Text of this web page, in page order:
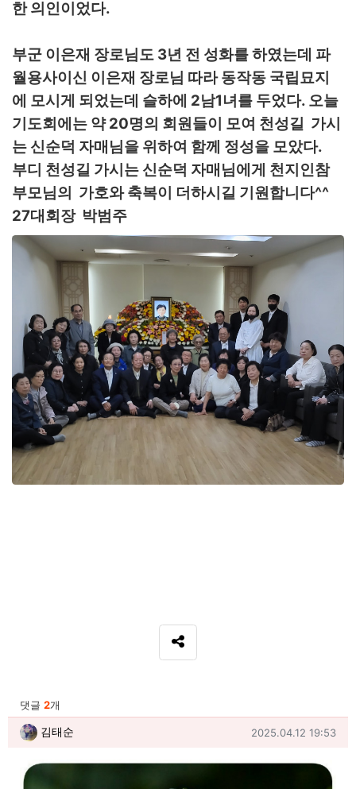
한 의인이었다.
부군 이은재 장로님도 3년 전 성화를 하였는데 파
월용사이신 이은재 장로님 따라 동작동 국립묘지
에 모시게 되었는데 슬하에 2남1녀를 두었다. 오늘
기도회에는 약 20명의 회원들이 모여 천성길 가시
는 신순덕 자매님을 위하여 함께 정성을 모았다.
부디 천성길 가시는 신순덕 자매님에게 천지인참
부모님의 가호와 축복이 더하시길 기원합니다^^
27대회장 박범주
SNS 공유
댓글 2개
김태순님의 댓글
김태순 작성일
2025.04.12 19:53